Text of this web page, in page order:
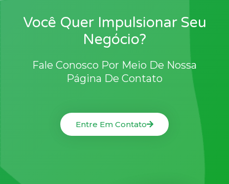
Você Quer Impulsionar Seu
Negócio?
Fale Conosco Por Meio De Nossa
Página De Contato
Entre Em Contato